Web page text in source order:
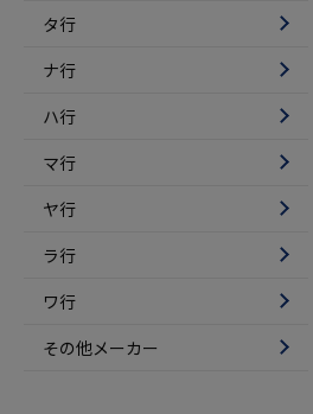
タ行
ナ行
ハ行
マ行
ヤ行
ラ行
ワ行
その他メーカー